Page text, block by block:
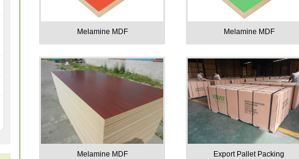
Melamine MDF Melamine MDF
Melamine MDF Export Pallet Packing